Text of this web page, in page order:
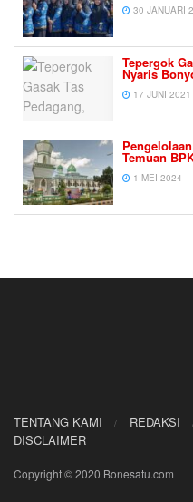
30 JANUARI
Tepergok
Nyaris
17 JUNI 2021
Temuan
1 MEI 2024
TENTANG KAMI REDAKSI
DISCLAIMER
Copyright © 2020 Bonesatu.com